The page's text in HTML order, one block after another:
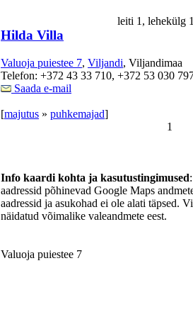
leiti 1,
Hilda Villa
Valuoja puiestee 7, Viljandi, Viljandimaa
Telefon: +372 43 33 710, +372 53 030
Saada e-mail
[majutus » puhkemajad]
1
Info kaardi kohta ja kasutustingimused
aadressid põhinevad Google Maps
aadressid ja asukohad ei ole alati täpsed.
näidatud võimalike valeandmete eest.
Valuoja puiestee 7